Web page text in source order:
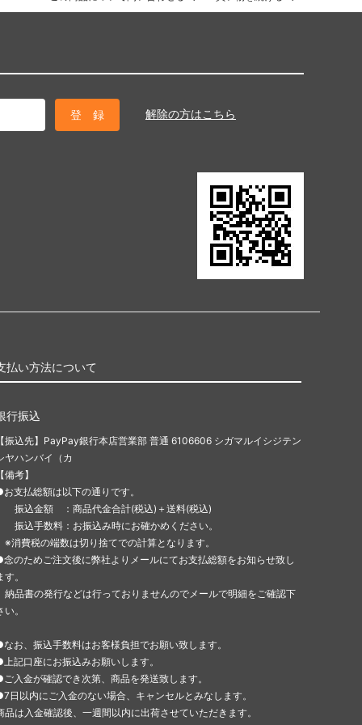
解除の方はこちら
払い方法について
行振込
【振込先】PayPay銀行本店営業部 普通 6106606 シガマルイシジテン
ヤハンバイ（カ
【備考】
支払総額は以下の通りです。
振込金額 ：商品代金合計(税込)＋送料(税込)
振込手数料：お振込み時にお確かめください。
※消費税の端数は切り捨てでの計算となります。
のためご注文後に弊社よりメールにてお支払総額をお知らせ致し
す。
納品書の発行などは行っておりませんのでメールで明細をご確認下
い。
お、振込手数料はお客様負担でお願い致します。
記口座にお振込みお願いします。
入金が確認でき次第、商品を発送致します。
日以内にご入金のない場合、キャンセルとみなします。
品は入金確認後、一週間以内に出荷させていただきます。